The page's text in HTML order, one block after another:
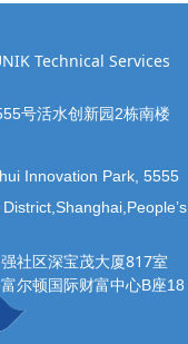
Technical Services
号活水创新园2栋南楼
Innovation Park, 5555
社区深宝茂大厦817室
尔顿国际财富中心B座18